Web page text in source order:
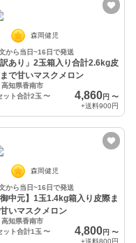
森岡健児
から当日~16日で発送
訳あり」2玉箱入り合計2.6kg皮
で甘いマスクメロン
高知県香南市
ット合計2玉 〜 4,860円 〜
+送料900円
森岡健児
から当日~16日で発送
御中元】1玉1.4kg箱入り皮際ま
いマスクメロン
高知県香南市
ット合計1玉 〜 4,800円 〜
+送料800円